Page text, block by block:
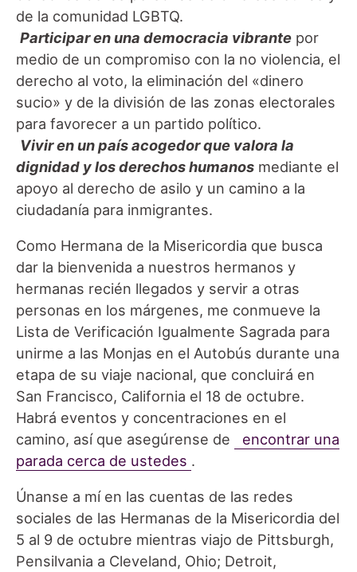
de la comunidad LGBTQ.
Participar en una democracia vibrante por
medio de un compromiso con la no violencia, el
derecho al voto, la eliminación del «dinero
sucio» y de la división de las zonas electorales
para favorecer a un partido político.
Vivir en un país acogedor que valora la
dignidad y los derechos humanos mediante el
apoyo al derecho de asilo y un camino a la
ciudadanía para inmigrantes.
Como Hermana de la Misericordia que busca
dar la bienvenida a nuestros hermanos y
hermanas recién llegados y servir a otras
personas en los márgenes, me conmueve la
Lista de Verificación Igualmente Sagrada para
unirme a las Monjas en el Autobús durante una
etapa de su viaje nacional, que concluirá en
San Francisco, California el 18 de octubre.
Habrá eventos y concentraciones en el
camino, así que asegúrense de
encontrar una
parada cerca de ustedes .
Únanse a mí en las cuentas de las redes
sociales de las Hermanas de la Misericordia del
5 al 9 de octubre mientras viajo de Pittsburgh,
Pensilvania a Cleveland, Ohio; Detroit,